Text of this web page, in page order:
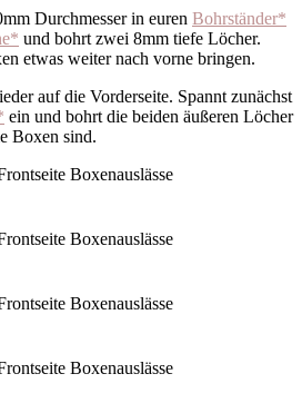
Durchmesser in euren Bohrständer*
und bohrt zwei 8mm tiefe Löcher.
etwas weiter nach vorne bringen.
auf die Vorderseite. Spannt zunächst
ein und bohrt die beiden äußeren Löcher
Boxen sind.